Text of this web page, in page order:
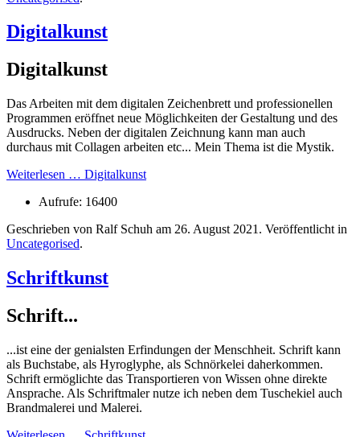
Digitalkunst
Digitalkunst
Das Arbeiten mit dem digitalen Zeichenbrett und professionellen
Programmen eröffnet neue Möglichkeiten der Gestaltung und des
Ausdrucks. Neben der digitalen Zeichnung kann man auch
durchaus mit Collagen arbeiten etc... Mein Thema ist die Mystik.
Weiterlesen … Digitalkunst
Aufrufe: 16400
Geschrieben von Ralf Schuh am 26. August 2021 . Veröffentlicht in
Uncategorised.
Schriftkunst
Schrift...
...ist eine der genialsten Erfindungen der Menschheit. Schrift kann
als Buchstabe, als Hyroglyphe, als Schnörkelei daherkommen.
Schrift ermöglichte das Transportieren von Wissen ohne direkte
Ansprache. Als Schriftmaler nutze ich neben dem Tuschekiel auch
Brandmalerei und Malerei.